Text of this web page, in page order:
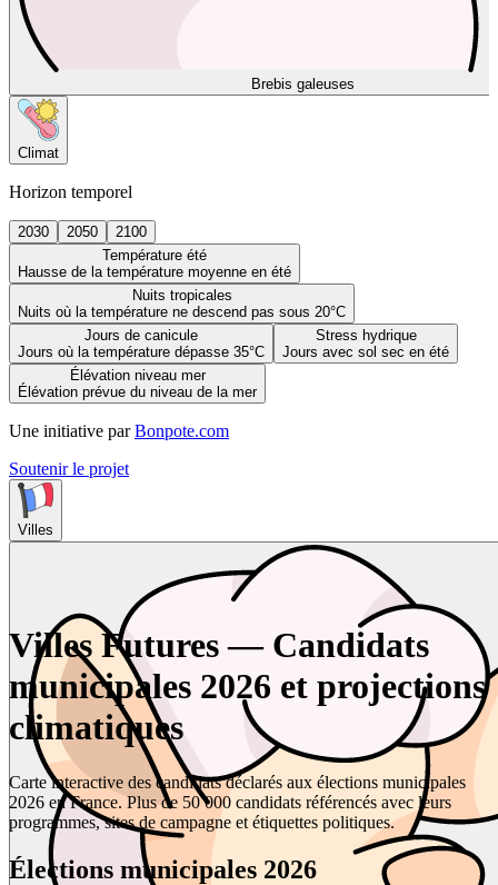
Brebis galeuses
Climat
Horizon temporel
2030 2050
2100
Température été
Hausse de la température moyenne en été
Nuits tropicales
Nuits où la température ne descend pas sous 20°C
Jours de canicule
Jours où la température dépasse 35°C
Stress hydrique
Jours avec sol sec en été
Élévation niveau mer
Élévation prévue du niveau de la mer
Une initiative par Bonpote.com
Soutenir le projet
Villes
Villes Futures — Candidats
municipales 2026 et projections
climatiques
Carte interactive des candidats déclarés aux élections municipales
2026 en France. Plus de 50 000 candidats référencés avec leurs
programmes, sites de campagne et étiquettes politiques.
Élections municipales 2026